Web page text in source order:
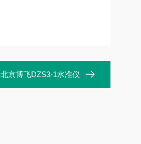
北京博飞DZS3-1水准仪